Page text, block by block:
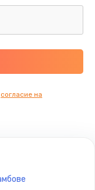
согласие на